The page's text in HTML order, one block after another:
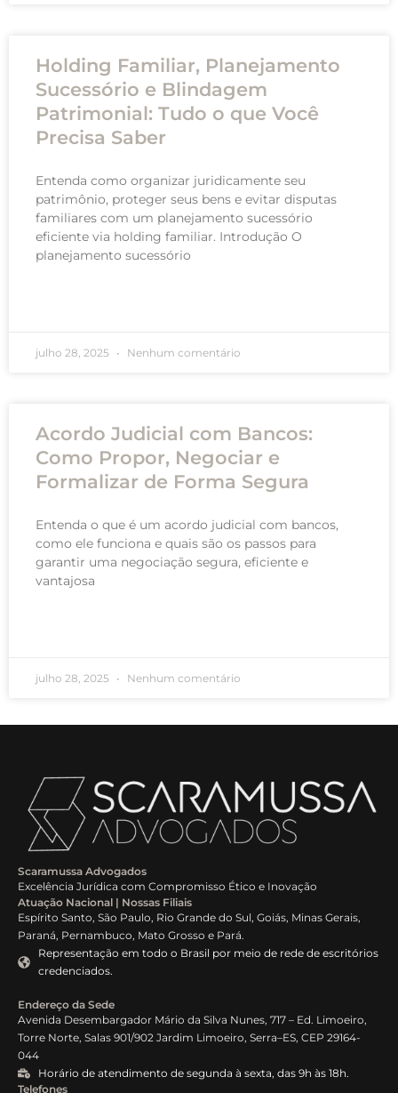
Holding Familiar, Planejamento
Sucessório e Blindagem
Patrimonial: Tudo o que Você
Precisa Saber
Entenda como organizar juridicamente seu
patrimônio, proteger seus bens e evitar disputas
familiares com um planejamento sucessório
eficiente via holding familiar. Introdução O
planejamento sucessório
julho 28, 2025 Nenhum comentário
Acordo Judicial com Bancos:
Como Propor, Negociar e
Formalizar de Forma Segura
Entenda o que é um acordo judicial com bancos,
como ele funciona e quais são os passos para
garantir uma negociação segura, eficiente e
vantajosa
julho 28, 2025 Nenhum comentário
Scaramussa Advogados
Excelência Jurídica com Compromisso Ético e Inovação
Atuação Nacional | Nossas Filiais
Espírito Santo, São Paulo, Rio Grande do Sul, Goiás, Minas Gerais,
Paraná, Pernambuco, Mato Grosso e Pará.
Representação em todo o Brasil por meio de rede de escritórios
credenciados.
Endereço da Sede
Avenida Desembargador Mário da Silva Nunes, 717 – Ed. Limoeiro,
Torre Norte, Salas 901/902 Jardim Limoeiro, Serra–ES, CEP 29164-
044
Horário de atendimento de segunda à sexta, das 9h às 18h.
Telefones